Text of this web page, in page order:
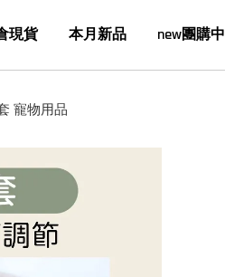
現貨 本月新品 new團購中
寵物用品